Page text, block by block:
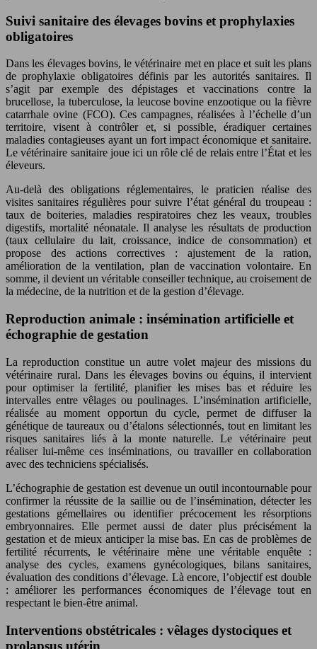
Suivi sanitaire des élevages bovins et prophylaxies
obligatoires
Dans les élevages bovins, le vétérinaire met en place et suit les plans
de prophylaxie obligatoires définis par les autorités sanitaires. Il
s’agit par exemple des dépistages et vaccinations contre la
brucellose, la tuberculose, la leucose bovine enzootique ou la fièvre
catarrhale ovine (FCO). Ces campagnes, réalisées à l’échelle d’un
territoire, visent à contrôler et, si possible, éradiquer certaines
maladies contagieuses ayant un fort impact économique et sanitaire.
Le vétérinaire sanitaire joue ici un rôle clé de relais entre l’État et les
éleveurs.
Au-delà des obligations réglementaires, le praticien réalise des
visites sanitaires régulières pour suivre l’état général du troupeau :
taux de boiteries, maladies respiratoires chez les veaux, troubles
digestifs, mortalité néonatale. Il analyse les résultats de production
(taux cellulaire du lait, croissance, indice de consommation) et
propose des actions correctives : ajustement de la ration,
amélioration de la ventilation, plan de vaccination volontaire. En
somme, il devient un véritable conseiller technique, au croisement de
la médecine, de la nutrition et de la gestion d’élevage.
Reproduction animale : insémination artificielle et
échographie de gestation
La reproduction constitue un autre volet majeur des missions du
vétérinaire rural. Dans les élevages bovins ou équins, il intervient
pour optimiser la fertilité, planifier les mises bas et réduire les
intervalles entre vêlages ou poulinages. L’insémination artificielle,
réalisée au moment opportun du cycle, permet de diffuser la
génétique de taureaux ou d’étalons sélectionnés, tout en limitant les
risques sanitaires liés à la monte naturelle. Le vétérinaire peut
réaliser lui-même ces inséminations, ou travailler en collaboration
avec des techniciens spécialisés.
L’échographie de gestation est devenue un outil incontournable pour
confirmer la réussite de la saillie ou de l’insémination, détecter les
gestations gémellaires ou identifier précocement les résorptions
embryonnaires. Elle permet aussi de dater plus précisément la
gestation et de mieux anticiper la mise bas. En cas de problèmes de
fertilité récurrents, le vétérinaire mène une véritable enquête :
analyse des cycles, examens gynécologiques, bilans sanitaires,
évaluation des conditions d’élevage. Là encore, l’objectif est double
: améliorer les performances économiques de l’élevage tout en
respectant le bien-être animal.
Interventions obstétricales : vêlages dystociques et
prolapsus utérin